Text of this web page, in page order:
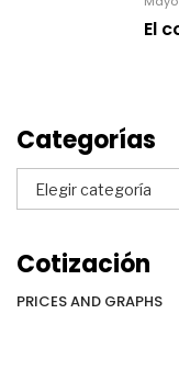
El
Categorías
Categorías
Cotización
PRICES AND GRAPHS